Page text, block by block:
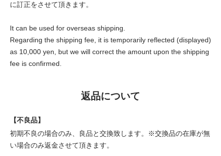
に訂正をさせて頂きます。
It can be used for overseas shipping.
Regarding the shipping fee, it is temporarily reflected (displayed)
as 10,000 yen, but we will correct the amount upon the shipping
fee is confirmed.
返品について
【不良品】
初期不良の場合のみ、良品と交換致します。※交換品の在庫が無
い場合のみ返金させて頂きます。